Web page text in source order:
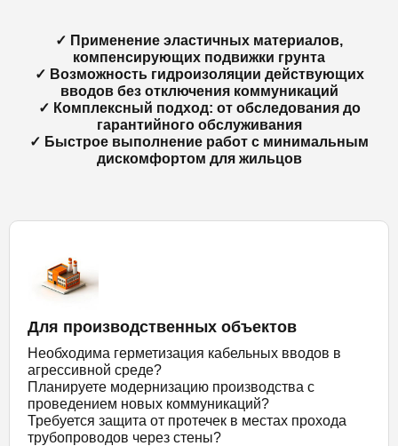
✓ Применение эластичных материалов,
компенсирующих подвижки грунта
✓ Возможность гидроизоляции действующих
вводов без отключения коммуникаций
✓ Комплексный подход: от обследования до
гарантийного обслуживания
✓ Быстрое выполнение работ с минимальным
дискомфортом для жильцов
Для производственных объектов
Необходима герметизация кабельных вводов в
агрессивной среде?
Планируете модернизацию производства с
проведением новых коммуникаций?
Требуется защита от протечек в местах прохода
трубопроводов через стены?